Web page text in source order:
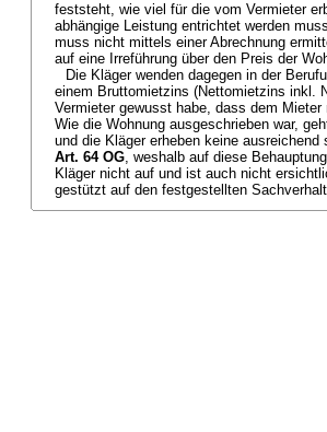
feststeht, wie viel für die vom Vermieter
abhängige Leistung entrichtet werden
muss nicht mittels einer Abrechnung
auf eine Irreführung über den Preis der
Die Kläger wenden dagegen in der
einem Bruttomietzins (Nettomietzins inkl.
Vermieter gewusst habe, dass dem
Wie die Wohnung ausgeschrieben war,
und die Kläger erheben keine
Art. 64 OG, weshalb auf diese
Kläger nicht auf und ist auch nicht
gestützt auf den festgestellten